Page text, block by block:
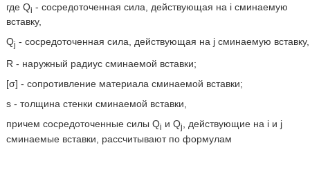
где Qi - сосредоточенная сила, действующая на i сминаемую
вставку,
Qj - сосредоточенная сила, действующая на j сминаемую вставку,
R - наружный радиус сминаемой вставки;
[σ] - сопротивление материала сминаемой вставки;
s - толщина стенки сминаемой вставки,
причем сосредоточенные силы Qi и Qj
, действующие на i и j
сминаемые вставки, рассчитывают по формулам